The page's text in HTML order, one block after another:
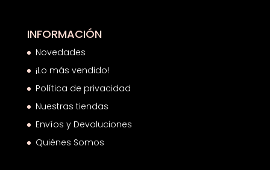
INFORMACIÓN
Novedades
¡Lo más vendido!
Política de privacidad
Nuestras tiendas
Envíos y Devoluciones
Quiénes Somos